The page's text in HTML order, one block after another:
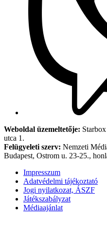
Weboldal üzemeltetője:
utca 1.
Felügyeleti szerv: Nemzeti
Budapest, Ostrom u. 23-25.,
Impresszum
Adatvédelmi tájékoztató
Jogi nyilatkozat, ÁSZF
Játékszabályzat
Médiaajánlat